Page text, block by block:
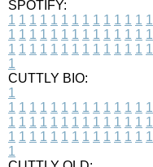
SPOTIFY:
1 1 1 1 1 1 1 1 1 1 1 1 1 1
1 1 1 1 1 1 1 1 1 1 1 1 1 1
1 1 1 1 1 1 1 1 1 1 1 1 1 1
1
CUTTLY BIO:
1
1 1 1 1 1 1 1 1 1 1 1 1 1 1
1 1 1 1 1 1 1 1 1 1 1 1 1 1
1 1 1 1 1 1 1 1 1 1 1 1 1 1
1